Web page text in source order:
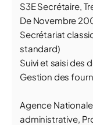
S3E Secrétaire,
De Novembre
Secrétariat
standard)
Suivi et saisi des
Gestion des
Agence
administrative,